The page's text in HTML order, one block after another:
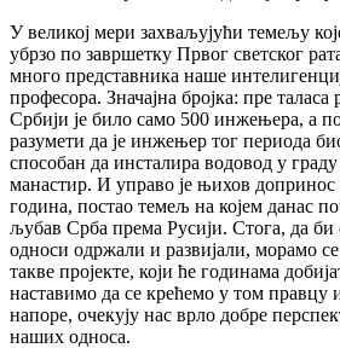
У великој мери захваљујући темељу
убрзо по завршетку Првог светског
много представника наше
професора. Значајна бројка: пре таласа
Србији је било само 500 инжењера, а
разумети да је инжењер тог периода
способан да инсталира водовод у
манастир. И управо је њихов допринос
година, постао темељ на којем данас
љубав Срба према Русији. Стога, да би
односи одржали и развијали, морамо
такве пројекте, који ће годинама
наставимо да се крећемо у том
напоре, очекују нас врло добре
наших односа.